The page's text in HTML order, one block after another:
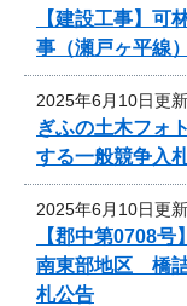
【建設工事】可
事（瀬戸ヶ平線
2025年6月10日更新
ぎふの土木フォ
する一般競争入
2025年6月10日更新
【郡中第0708
南東部地区 橋詰
札公告